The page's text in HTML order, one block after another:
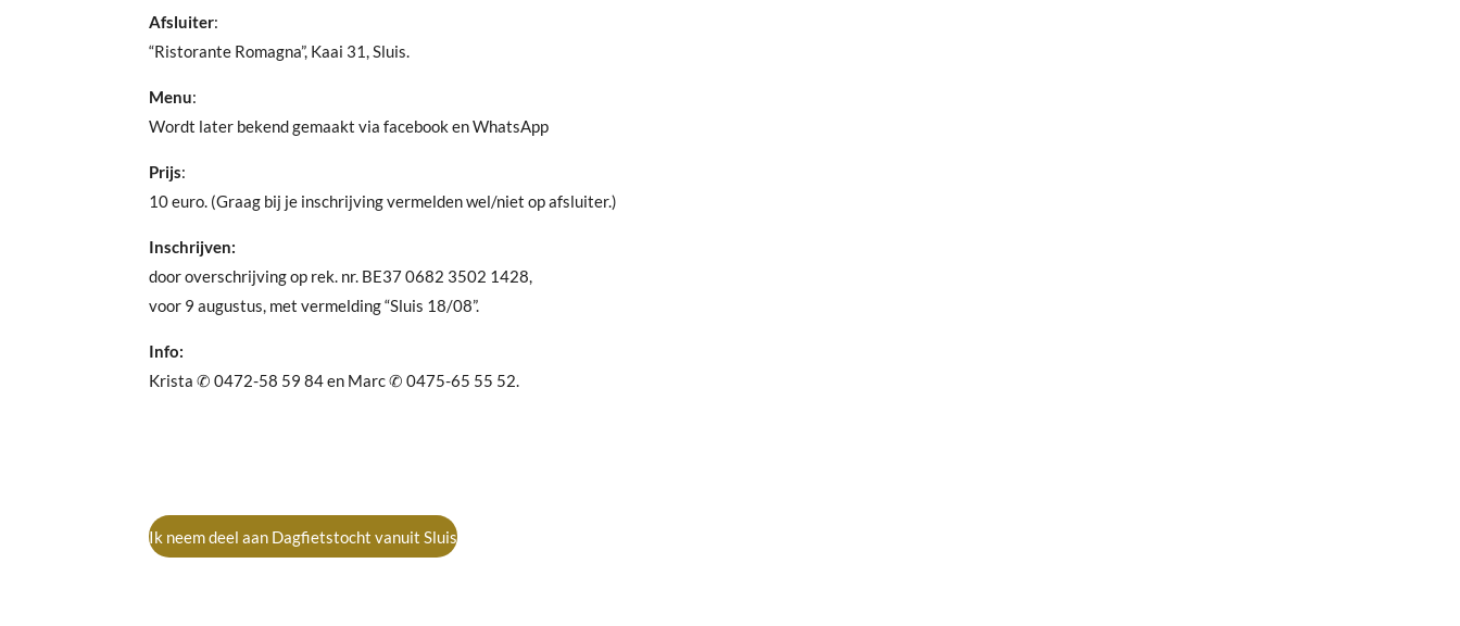
Afsluiter:
“Ristorante Romagna”, Kaai 31, Sluis.
Menu:
Wordt later bekend gemaakt via facebook en WhatsApp
Prijs:
10 euro. (Graag bij je inschrijving vermelden wel/niet op afsluiter.)
Inschrijven:
door overschrijving op rek. nr. BE37 0682 3502 1428,
voor 9 augustus, met vermelding “Sluis 18/08”.
Info:
Krista ✆ 0472-58 59 84 en Marc ✆ 0475-65 55 52.
Ik neem deel aan Dagfietstocht vanuit Sluis